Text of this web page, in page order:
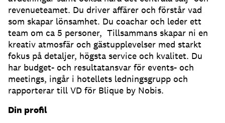
revenueteamet. Du driver affärer och förstår vad
som skapar lönsamhet. Du coachar och leder ett
team om ca 5 personer, Tillsammans skapar ni en
kreativ atmosfär och gästupplevelser med starkt
fokus på detaljer, högsta service och kvalitet. Du
har budget- och resultatansvar för events- och
meetings, ingår i hotellets ledningsgrupp och
rapporterar till VD för Blique by Nobis.
Din profil